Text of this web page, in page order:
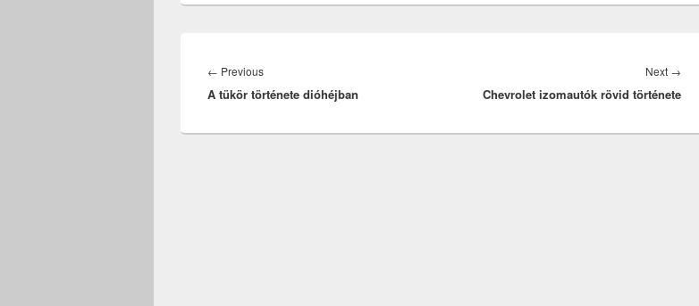
navigáció
← PreviousPrevious
post:
A tükör története dióhéjban
Next →
post:
Chevrolet izomautók rövid története